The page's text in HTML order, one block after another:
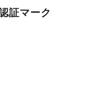
証マーク